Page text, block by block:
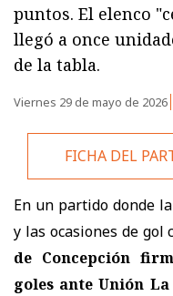
puntos. El elenco
llegó a once
de la tabla.
Viernes 29 de mayo de 2026
FICHA DEL
En un partido donde
y las ocasiones de gol
de Concepción
goles ante Unión